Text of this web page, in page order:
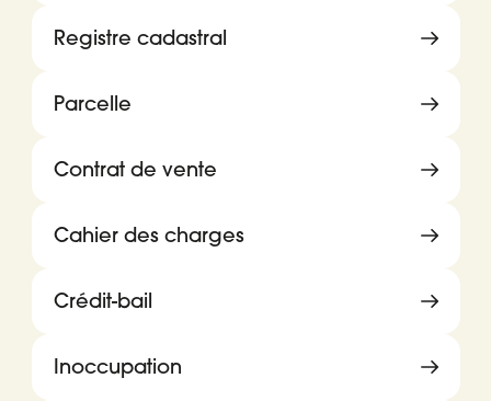
Registre cadastral
Parcelle
Contrat de vente
Cahier des charges
Crédit-bail
Inoccupation